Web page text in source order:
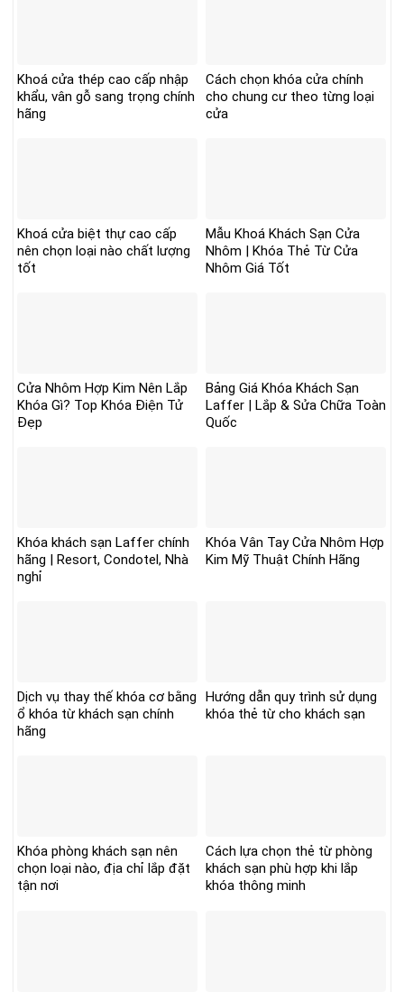
Khoá cửa thép cao cấp nhập
khẩu, vân gỗ sang trọng chính
hãng
Cách chọn khóa cửa chính
cho chung cư theo từng loại
cửa
Khoá cửa biệt thự cao cấp
nên chọn loại nào chất lượng
tốt
Mẫu Khoá Khách Sạn Cửa
Nhôm | Khóa Thẻ Từ Cửa
Nhôm Giá Tốt
Cửa Nhôm Hợp Kim Nên Lắp
Khóa Gì? Top Khóa Điện Tử
Đẹp
Bảng Giá Khóa Khách Sạn
Laffer | Lắp & Sửa Chữa Toàn
Quốc
Khóa khách sạn Laffer chính
hãng | Resort, Condotel, Nhà
nghỉ
Khóa Vân Tay Cửa Nhôm Hợp
Kim Mỹ Thuật Chính Hãng
Dịch vụ thay thế khóa cơ bằng
ổ khóa từ khách sạn chính
hãng
Hướng dẫn quy trình sử dụng
khóa thẻ từ cho khách sạn
Khóa phòng khách sạn nên
chọn loại nào, địa chỉ lắp đặt
tận nơi
Cách lựa chọn thẻ từ phòng
khách sạn phù hợp khi lắp
khóa thông minh